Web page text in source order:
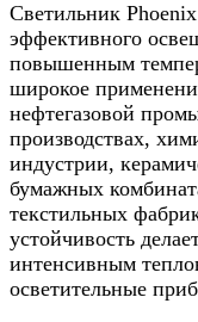
Светильник
эффективного
повышенным
широкое
нефтегазовой
производствах,
индустрии,
бумажных
текстильных
устойчивость
интенсивным
осветительные